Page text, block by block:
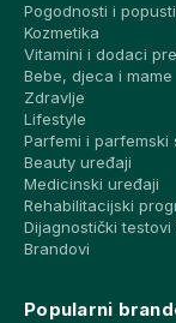
Pogodnosti i popusti
Kozmetika
Vitamini i dodaci
Bebe, djeca i mame
Zdravlje
Lifestyle
Parfemi i parfemski
Beauty uređaji
Medicinski uređaji
Rehabilitacijski
Dijagnostički testovi
Brandovi
Popularni